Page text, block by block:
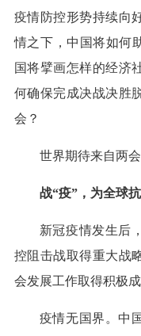
疫情防控形势持续向
情之下，中国将如何
国将擘画怎样的经济
何确保完成决战决胜
会？
世界期待来自两会
战“疫”，为全球
新冠疫情发生后
控阻击战取得重大战
会发展工作取得积极成
疫情无国界。中